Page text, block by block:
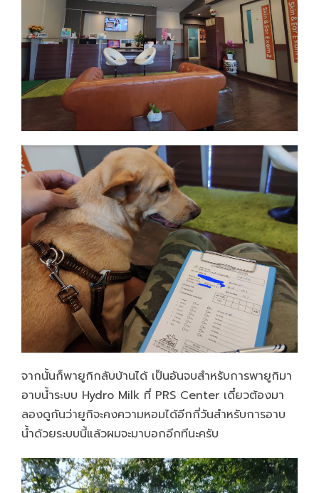
จากนั้นก็พายูกิกลับบ้านได้ เป็นอันจบสำหรับการพายูกิมา
อาบน้ำระบบ Hydro Milk ที่ PRS Center เดี๋ยวต้องมา
ลองดูกันว่ายูกิจะคงความหอมได้อีกกี่วันสำหรับการอาบ
น้ำด้วยระบบนี้แล้วผมจะมาบอกอีกทีนะครับ